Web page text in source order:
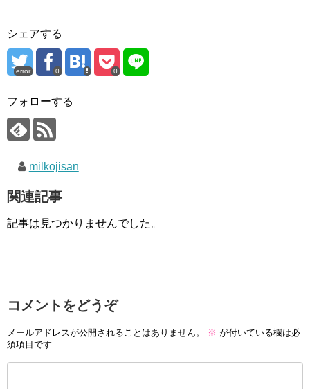
シェアする
error 0 0
フォローする
milkojisan
関連記事
記事は見つかりませんでした。
コメントをどうぞ
メールアドレスが公開されることはありません。 ※ が付いている欄は必
須項目です